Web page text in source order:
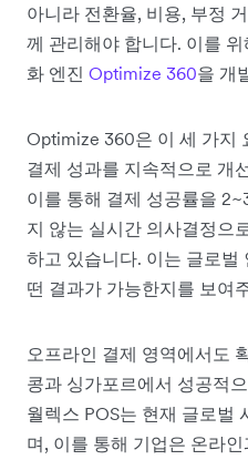
아니라 전환율, 비용, 부정
께 관리해야 합니다. 이를
화 엔진 Optimize 360을 개
Optimize 360은 이 세 가지
결제 성과를 지속적으로 개
이를 통해 결제 성공률을
지 않는 실시간 의사결정으
하고 있습니다. 이는 글로벌
떤 결과가 가능한지를 보여
오프라인 결제 영역에서도
콩과 싱가포르에서 성공적
월렉스 POS는 현재 글로벌
며, 이를 통해 기업은 온라